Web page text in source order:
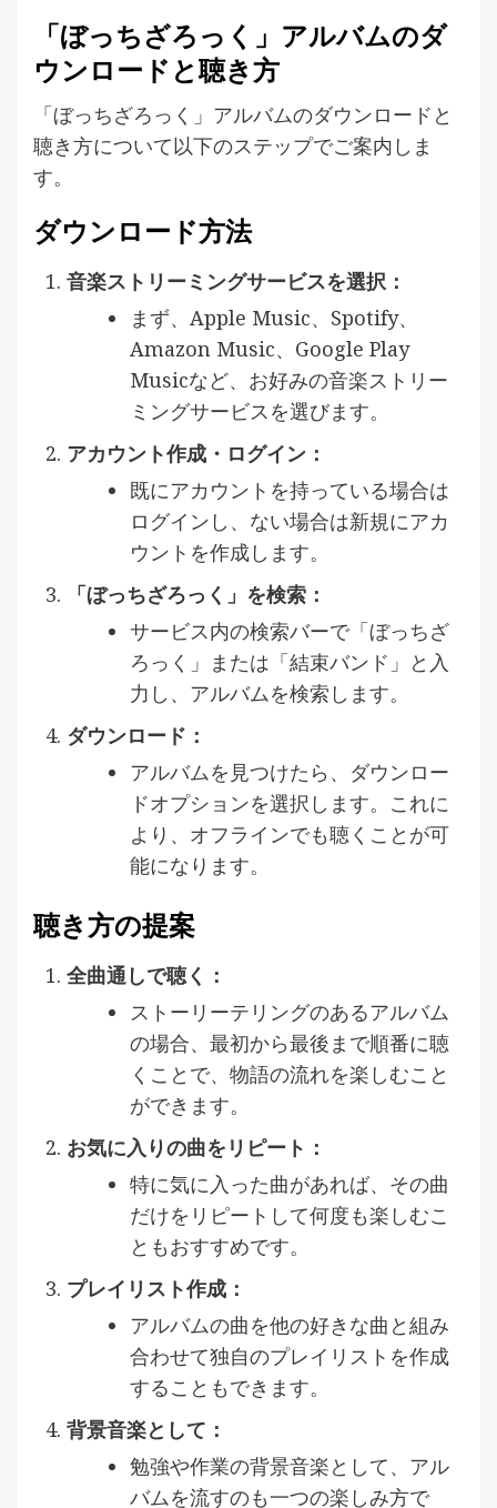
「ぼっちざろっく」アルバムのダ
ウンロードと聴き方
「ぼっちざろっく」アルバムのダウンロードと
聴き方について以下のステップでご案内しま
す。
ダウンロード方法
音楽ストリーミングサービスを選択：
まず、Apple Music、Spotify、
Amazon Music、Google Play
Musicなど、お好みの音楽ストリー
ミングサービスを選びます。
アカウント作成・ログイン：
既にアカウントを持っている場合は
ログインし、ない場合は新規にアカ
ウントを作成します。
「ぼっちざろっく」を検索：
サービス内の検索バーで「ぼっちざ
ろっく」または「結束バンド」と入
力し、アルバムを検索します。
ダウンロード：
アルバムを見つけたら、ダウンロー
ドオプションを選択します。これに
より、オフラインでも聴くことが可
能になります。
聴き方の提案
全曲通しで聴く：
ストーリーテリングのあるアルバム
の場合、最初から最後まで順番に聴
くことで、物語の流れを楽しむこと
ができます。
お気に入りの曲をリピート：
特に気に入った曲があれば、その曲
だけをリピートして何度も楽しむこ
ともおすすめです。
プレイリスト作成：
アルバムの曲を他の好きな曲と組み
合わせて独自のプレイリストを作成
することもできます。
背景音楽として：
勉強や作業の背景音楽として、アル
バムを流すのも一つの楽しみ方で